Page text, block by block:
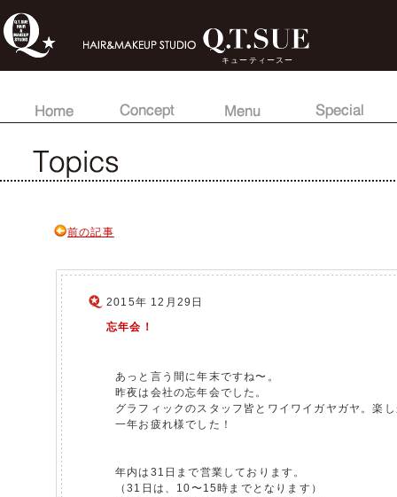
キューティースー
前の記事
2015年 12月29日
忘年会！
あっと言う間に年末ですね〜。
昨夜は会社の忘年会でした。
グラフィックのスタッフ皆とワイワイガヤガヤ。楽
一年お疲れ様でした！
年内は31日まで営業しております。
（31日は、10〜15時までとなります）